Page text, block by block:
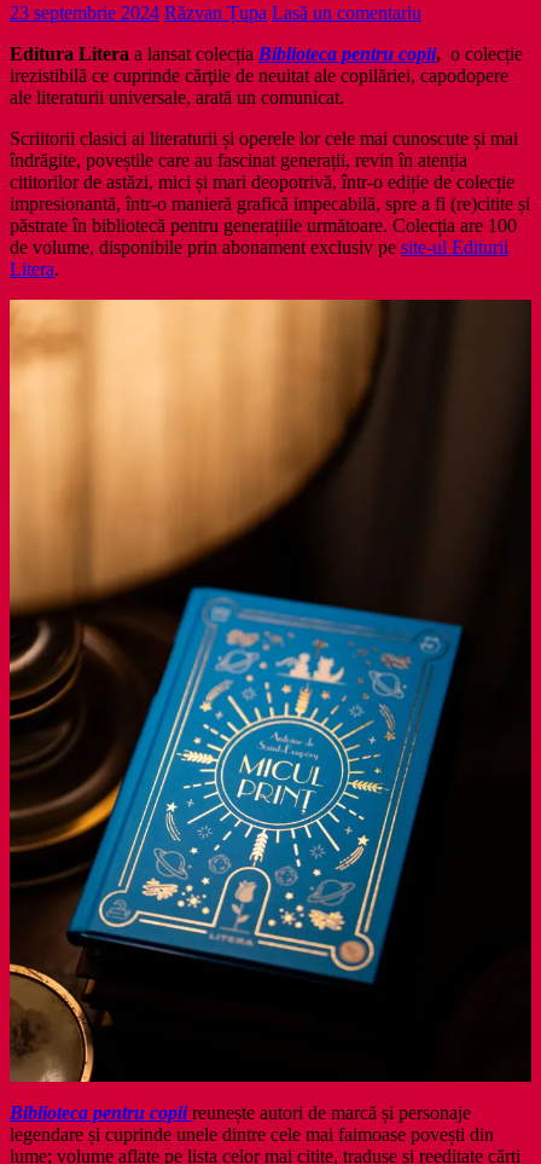
23 septembrie 2024 Răzvan Țupa Lasă un comentariu
Editura Litera a lansat colecția Biblioteca pentru copii, o colecție
irezistibilă ce cuprinde cărţile de neuitat ale copilăriei, capodopere
ale literaturii universale, arată un comunicat.
Scriitorii clasici ai literaturii și operele lor cele mai cunoscute și mai
îndrăgite, poveștile care au fascinat generații, revin în atenția
cititorilor de astăzi, mici și mari deopotrivă, într-o ediție de colecție
impresionantă, într-o manieră grafică impecabilă, spre a fi (re)citite și
păstrate în bibliotecă pentru generațiile următoare. Colecția are 100
de volume, disponibile prin abonament exclusiv pe site-ul Editurii
Litera.
Biblioteca pentru copiireunește autori de marcă și personaje
legendare și cuprinde unele dintre cele mai faimoase povești din
lume; volume aflate pe lista celor mai citite, traduse și reeditate cărți